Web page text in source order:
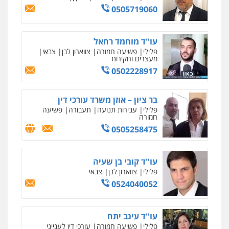
0505719060
עו"ד מוחמד רחאל
פלילי פשיעה חמורה צווארון לבן צבאי
מעצרים וחקירות
0502228917
בר ציון – אוזן משרד עורכי דין
פלילי עבירות תנועה תעבורה פשיעה
חמורה
0505258475
עו"ד קובי בן שעיה
פלילי צווארון לבן צבאי
0524040052
עו"ד עינב יתח
פלילי פשיעה חמורה עורכי דין לענייני